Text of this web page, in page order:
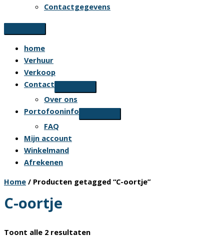
Contactgegevens
home
Verhuur
Verkoop
Contact
Over ons
Portofooninfo
FAQ
Mijn account
Winkelmand
Afrekenen
Home / Producten getagged “C-oortje”
C-oortje
Toont alle 2 resultatenGesorteerd